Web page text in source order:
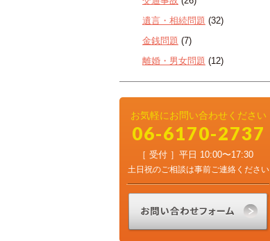
遺言・相続問題 (32)
金銭問題 (7)
離婚・男女問題 (12)
お気軽にお問い合わせください
06-6170-2737
［ 受付 ］平日 10:00〜17:30
土日祝のご相談は事前ご連絡ください